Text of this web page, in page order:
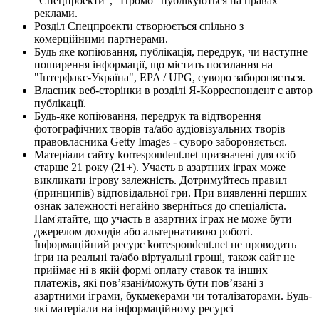
реклами.
Розділ Спецпроекти створюється спільно з
комерційними партнерами.
Будь яке копіювання, публікація, передрук, чи наступне
поширення інформації, що містить посилання на
"Інтерфакс-Україна", EPA / UPG, суворо забороняється.
Власник веб-сторінки в розділі Я-Корреспондент є автор
публікації.
Будь-яке копіювання, передрук та відтворення
фотографічних творів та/або аудіовізуальних творів
правовласника Getty Images - суворо забороняється.
Матеріали сайту korrespondent.net призначені для осіб
старше 21 року (21+). Участь в азартних іграх може
викликати ігрову залежність. Дотримуйтесь правил
(принципів) відповідальної гри. При виявленні перших
ознак залежності негайно зверніться до спеціаліста.
Пам'ятайте, що участь в азартних іграх не може бути
джерелом доходів або альтернативою роботі.
Інформаційний ресурс korrespondent.net не проводить
ігри на реальні та/або віртуальні гроші, також сайт не
приймає ні в якій формі оплату ставок та інших
платежів, які пов’язані/можуть бути пов’язані з
азартними іграми, букмекерами чи тоталізаторами. Будь-
які матеріали на інформаційному ресурсі